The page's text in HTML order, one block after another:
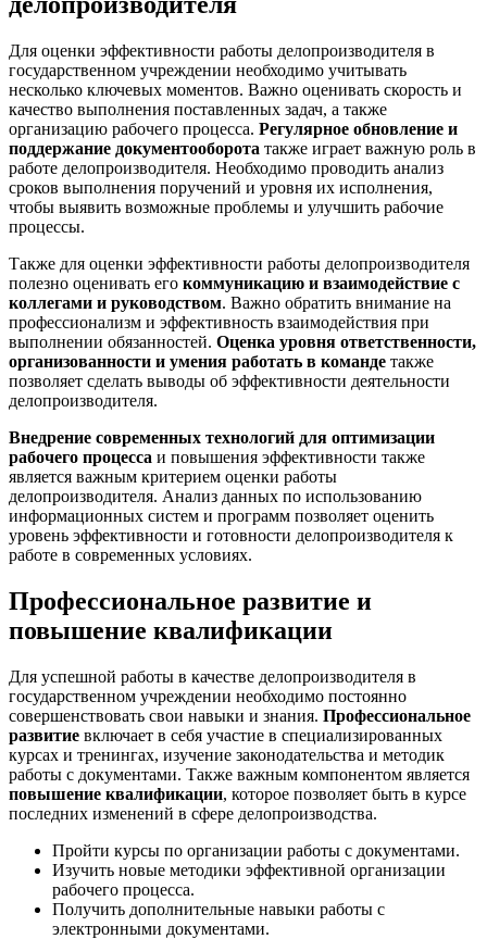
Для оценки эффективности работы делопроизводителя в
государственном учреждении необходимо учитывать
несколько ключевых моментов. Важно оценивать скорость и
качество выполнения поставленных задач, а также
организацию рабочего процесса. Регулярное обновление и
поддержание документооборота также играет важную роль в
работе делопроизводителя. Необходимо проводить анализ
сроков выполнения поручений и уровня их исполнения,
чтобы выявить возможные проблемы и улучшить рабочие
процессы.
Также для оценки эффективности работы делопроизводителя
полезно оценивать его коммуникацию и взаимодействие с
коллегами и руководством. Важно обратить внимание на
профессионализм и эффективность взаимодействия при
выполнении обязанностей. Оценка уровня ответственности,
организованности и умения работать в команде также
позволяет сделать выводы об эффективности деятельности
делопроизводителя.
Внедрение современных технологий для оптимизации
рабочего процесса и повышения эффективности также
является важным критерием оценки работы
делопроизводителя. Анализ данных по использованию
информационных систем и программ позволяет оценить
уровень эффективности и готовности делопроизводителя к
работе в современных условиях.
Профессиональное развитие и
повышение квалификации
Для успешной работы в качестве делопроизводителя в
государственном учреждении необходимо постоянно
совершенствовать свои навыки и знания. Профессиональное
развитие включает в себя участие в специализированных
курсах и тренингах, изучение законодательства и методик
работы с документами. Также важным компонентом является
повышение квалификации, которое позволяет быть в курсе
последних изменений в сфере делопроизводства.
Пройти курсы по организации работы с документами.
Изучить новые методики эффективной организации
рабочего процесса.
Получить дополнительные навыки работы с
электронными документами.